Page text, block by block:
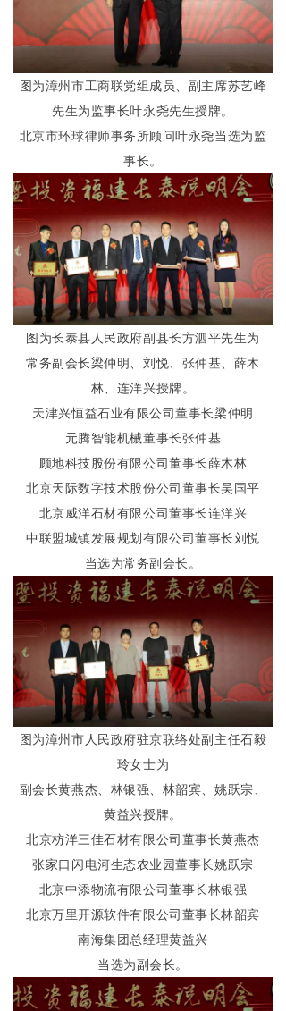
图为漳州市工商联党组成员、副主席苏艺峰
先生为监事长叶永尧先生授牌。
北京市环球律师事务所顾问叶永尧当选为监
事长。
图为长泰县人民政府副县长方泗平先生为
常务副会长梁仲明、刘悦、张仲基、薛木
林、连洋兴授牌。
天津兴恒益石业有限公司董事长梁仲明
元腾智能机械董事长张仲基
顾地科技股份有限公司董事长薛木林
北京天际数字技术股份公司董事长吴国平
北京威洋石材有限公司董事长连洋兴
中联盟城镇发展规划有限公司董事长刘悦
当选为常务副会长。
图为漳州市人民政府驻京联络处副主任石毅
玲女士为
副会长黄燕杰、林银强、林韶宾、姚跃宗、
黄益兴授牌。
北京枋洋三佳石材有限公司董事长黄燕杰
张家口闪电河生态农业园董事长姚跃宗
北京中添物流有限公司董事长林银强
北京万里开源软件有限公司董事长林韶宾
南海集团总经理黄益兴
当选为副会长。